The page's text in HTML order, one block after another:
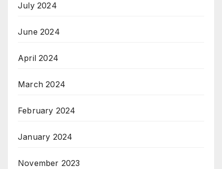
July 2024
June 2024
April 2024
March 2024
February 2024
January 2024
November 2023